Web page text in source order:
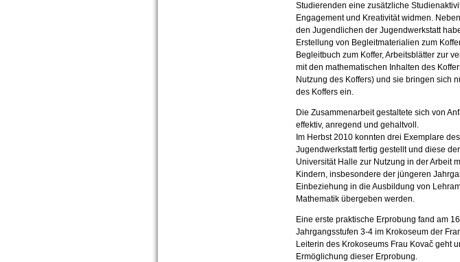
Studierenden eine zusätzliche
Engagement und Kreativität widmen.
den Jugendlichen der Jugendwerkstatt
Erstellung von Begleitmaterialien zum
Begleitbuch zum Koffer, Arbeitsblätter zur
mit den mathematischen Inhalten des
Nutzung des Koffers) und sie bringen sich
des Koffers ein.
Die Zusammenarbeit gestaltete sich von
effektiv, anregend und gehaltvoll.
Im Herbst 2010 konnten drei Exemplare
Jugendwerkstatt fertig gestellt und diese
Universität Halle zur Nutzung in der Arbeit
Kindern, insbesondere der jüngeren
Einbeziehung in die Ausbildung von
Mathematik übergeben werden.
Eine erste praktische Erprobung fand am
Jahrgangsstufen 3-4 im Krokoseum der
Leiterin des Krokoseums Frau Kovač geht
Ermöglichung dieser Erprobung.